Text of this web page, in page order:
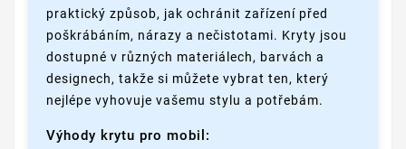
praktický způsob, jak ochránit zařízení před
poškrábáním, nárazy a nečistotami. Kryty jsou
dostupné v různých materiálech, barvách a
designech, takže si můžete vybrat ten, který
nejlépe vyhovuje vašemu stylu a potřebám.
Výhody krytu pro mobil: